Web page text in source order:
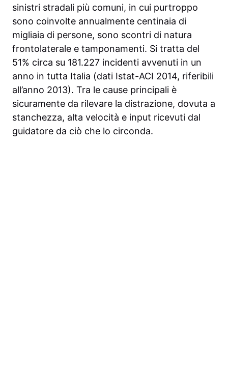
sinistri stradali più comuni, in cui purtroppo
sono coinvolte annualmente centinaia di
migliaia di persone, sono scontri di natura
frontolaterale e tamponamenti. Si tratta del
51% circa su 181.227 incidenti avvenuti in un
anno in tutta Italia (dati Istat-ACI 2014, riferibili
all’anno 2013). Tra le cause principali è
sicuramente da rilevare la distrazione, dovuta a
stanchezza, alta velocità e input ricevuti dal
guidatore da ciò che lo circonda.